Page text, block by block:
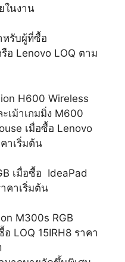
ในงาน
หรับผู้ที่ซื้อ
Lenovo LOQ ตาม
H600 Wireless
เม้าเกมมิ่ง M600
เมื่อซื้อ Lenovo
าเริ่มต้น
เมื่อซื้อ IdeaPad
คาเริ่มต้น
M300s RGB
LOQ 15IRH8 ราคา